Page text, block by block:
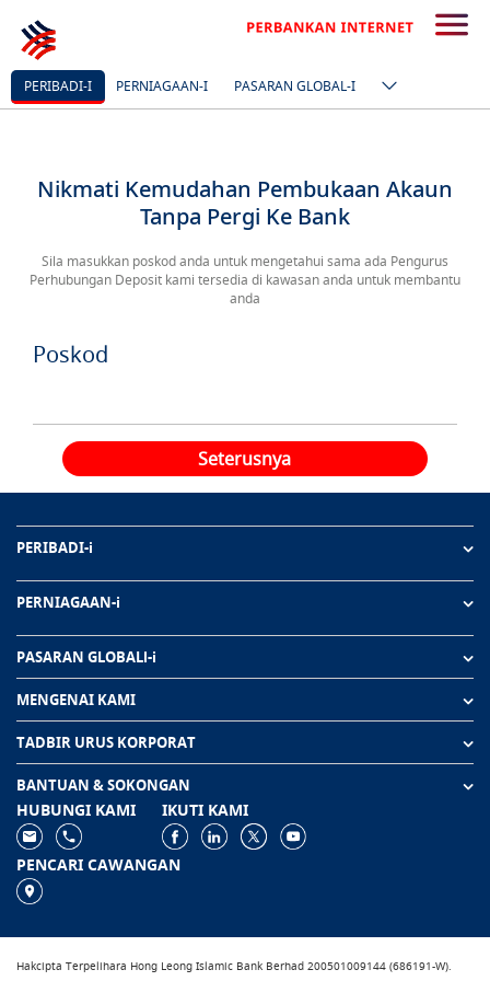
PERIBADI-I PERNIAGAAN-I PASARAN GLOBAL-I
Nikmati Kemudahan Pembukaan Akaun
Tanpa Pergi Ke Bank
Sila masukkan poskod anda untuk mengetahui sama ada Pengurus
Perhubungan Deposit kami tersedia di kawasan anda untuk membantu
anda
Poskod
Seterusnya
PERIBADI-i
PERNIAGAAN-i
PASARAN GLOBALl-i
MENGENAI KAMI
TADBIR URUS KORPORAT
BANTUAN & SOKONGAN
HUBUNGI KAMI IKUTI KAMI
PENCARI CAWANGAN
Hakcipta Terpelihara Hong Leong Islamic Bank Berhad 200501009144 (686191-W).